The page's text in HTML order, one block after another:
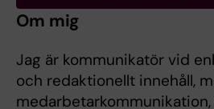
Om mig
Jag är kommunikatör vid
och redaktionellt innehåll,